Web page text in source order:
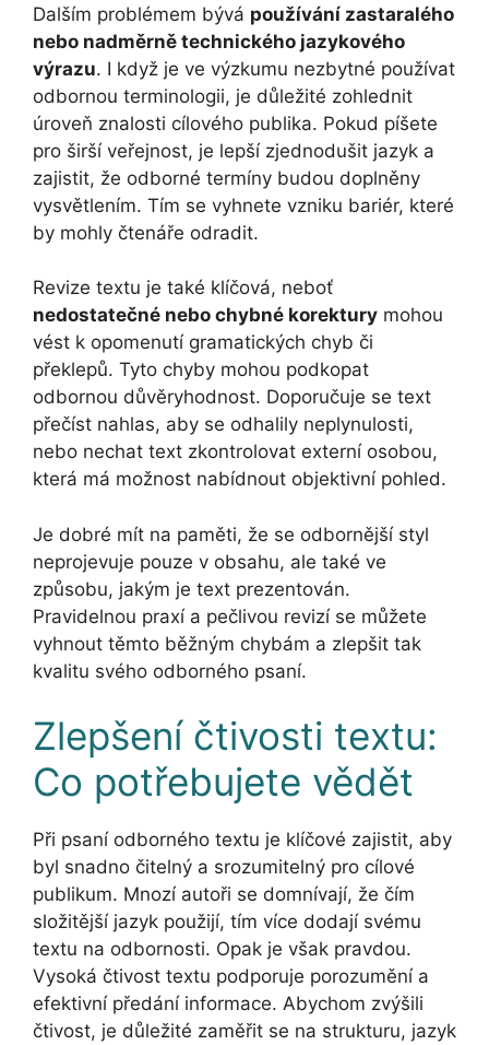
Dalším problémem bývá používání zastaralého
nebo nadměrně technického jazykového
výrazu. I když je ve výzkumu nezbytné používat
odbornou terminologii, je důležité zohlednit
úroveň znalosti cílového publika. Pokud píšete
pro širší veřejnost, je lepší zjednodušit jazyk a
zajistit, že odborné termíny budou doplněny
vysvětlením. Tím se vyhnete vzniku bariér, které
by mohly čtenáře odradit.
Revize textu je také klíčová, neboť
nedostatečné nebo chybné korektury mohou
vést k opomenutí gramatických chyb či
překlepů. Tyto chyby mohou podkopat
odbornou důvěryhodnost. Doporučuje se text
přečíst nahlas, aby se odhalily neplynulosti,
nebo nechat text zkontrolovat externí osobou,
která má možnost nabídnout objektivní pohled.
Je dobré mít na paměti, že se odbornější styl
neprojevuje pouze v obsahu, ale také ve
způsobu, jakým je text prezentován.
Pravidelnou praxí a pečlivou revizí se můžete
vyhnout těmto běžným chybám a zlepšit tak
kvalitu svého odborného psaní.
Zlepšení čtivosti textu:
Co potřebujete vědět
Při psaní odborného textu je klíčové zajistit, aby
byl snadno čitelný a srozumitelný pro cílové
publikum. Mnozí autoři se domnívají, že čím
složitější jazyk použijí, tím více dodají svému
textu na odbornosti. Opak je však pravdou.
Vysoká čtivost textu podporuje porozumění a
efektivní předání informace. Abychom zvýšili
čtivost, je důležité zaměřit se na strukturu, jazyk